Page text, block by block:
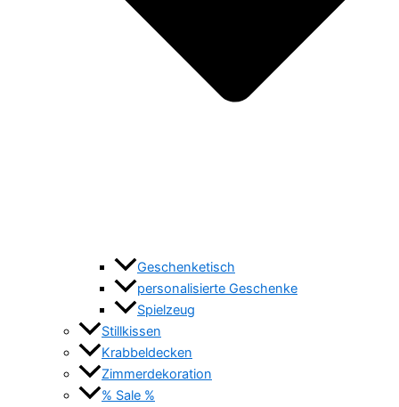
Geschenketisch
personalisierte Geschenke
Spielzeug
Stillkissen
Krabbeldecken
Zimmerdekoration
% Sale %